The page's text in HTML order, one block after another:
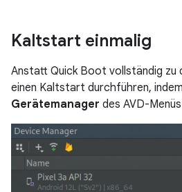
Kaltstart einmalig
Anstatt Quick Boot vollständig zu
einen Kaltstart durchführen,
Gerätemanager des AVD-